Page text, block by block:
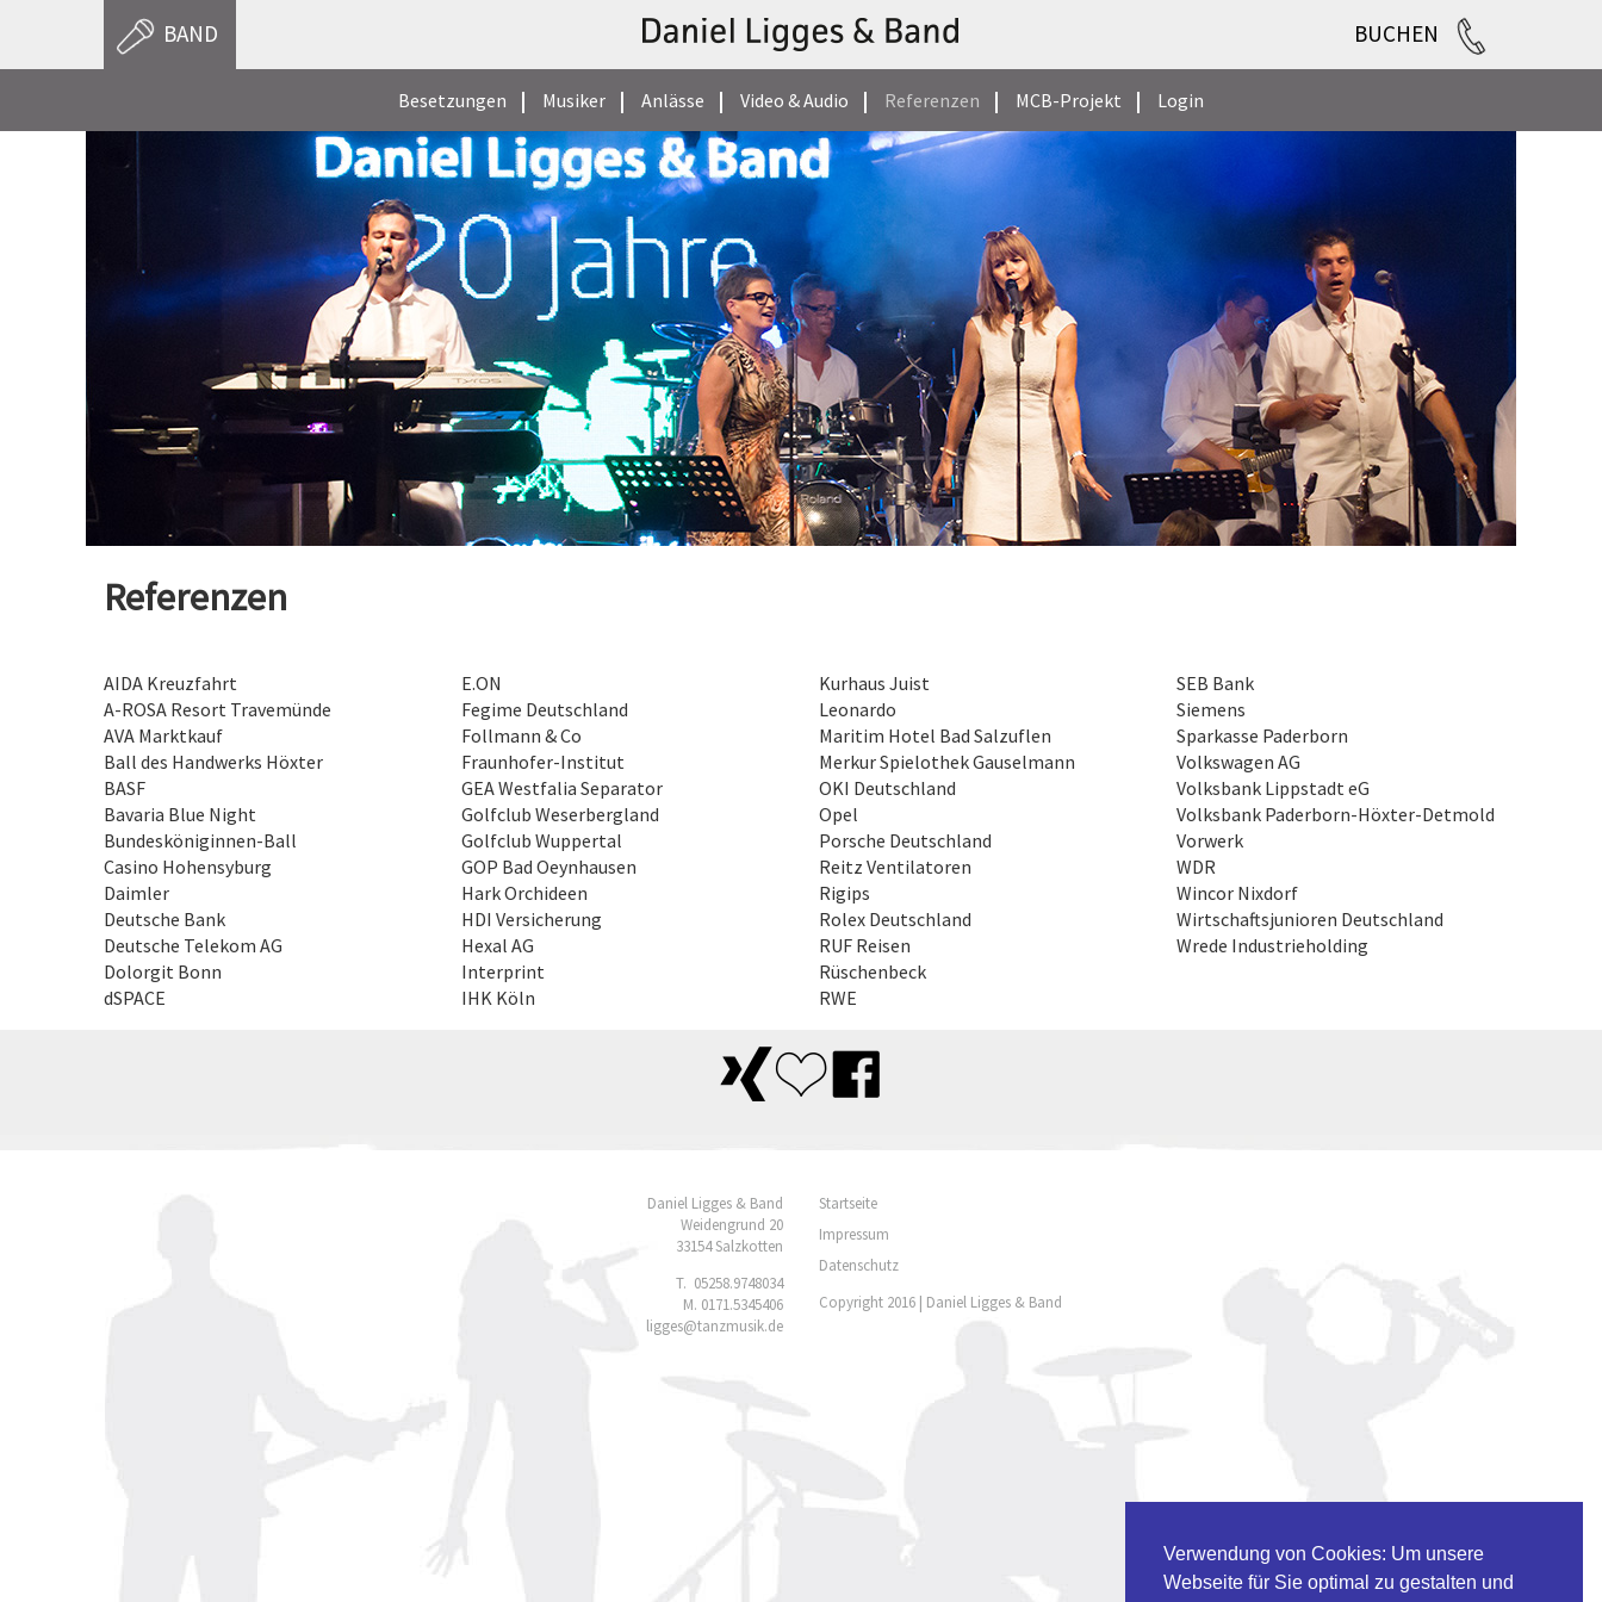
Verwendung von Cookies: Um unsere
Webseite für Sie optimal zu gestalten und
BAND
Besetzungen Musiker Anlässe Video & Audio Referenzen MCB-Projekt Login
BUCHEN
Referenzen
AIDA Kreuzfahrt
A-ROSA Resort Travemünde
AVA Marktkauf
Ball des Handwerks Höxter
BASF
Bavaria Blue Night
Bundesköniginnen-Ball
Casino Hohensyburg
Daimler
Deutsche Bank
Deutsche Telekom AG
Dolorgit Bonn
dSPACE
E.ON
Fegime Deutschland
Follmann & Co
Fraunhofer-Institut
GEA Westfalia Separator
Golfclub Weserbergland
Golfclub Wuppertal
GOP Bad Oeynhausen
Hark Orchideen
HDI Versicherung
Hexal AG
Interprint
IHK Köln
Kurhaus Juist
Leonardo
Maritim Hotel Bad Salzuflen
Merkur Spielothek Gauselmann
OKI Deutschland
Opel
Porsche Deutschland
Reitz Ventilatoren
Rigips
Rolex Deutschland
RUF Reisen
Rüschenbeck
RWE
SEB Bank
Siemens
Sparkasse Paderborn
Volkswagen AG
Volksbank Lippstadt eG
Volksbank Paderborn-Höxter-Detmold
Vorwerk
WDR
Wincor Nixdorf
Wirtschaftsjunioren Deutschland
Wrede Industrieholding
Daniel Ligges & Band
Weidengrund 20
33154 Salzkotten
T. 05258.9748034
M. 0171.5345406
ligges@tanzmusik.de
Startseite
Impressum
Datenschutz
Copyright 2016 | Daniel Ligges & Band